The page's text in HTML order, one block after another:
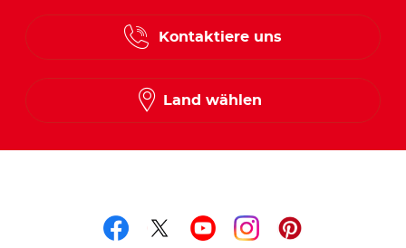
Kontaktiere uns
Land wählen